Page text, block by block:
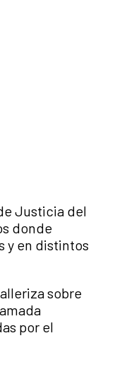
Justicia del
donde
y en distintos
sobre
por el